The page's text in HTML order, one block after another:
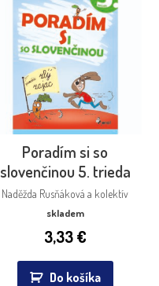
Poradím si so
slovenčinou 5. trieda
Naděžda Rusňáková a kolektív
skladem
3,33€
Do košíka